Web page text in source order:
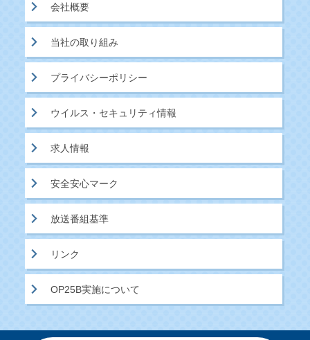
会社概要
当社の取り組み
プライバシーポリシー
ウイルス・セキュリティ情報
求人情報
安全安心マーク
放送番組基準
リンク
OP25B実施について